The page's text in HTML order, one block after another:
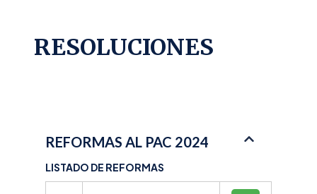
RESOLUCIONES
REFORMAS AL PAC 2024
LISTADO DE REFORMAS